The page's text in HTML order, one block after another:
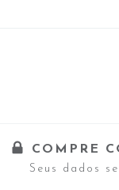
COMPRE
Seus dados